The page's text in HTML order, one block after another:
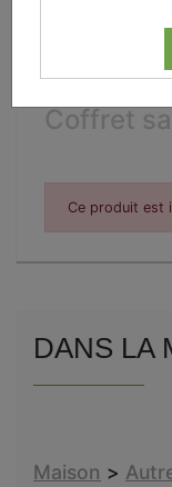
Coffret
Ce produit est
DANS LA
Maison >